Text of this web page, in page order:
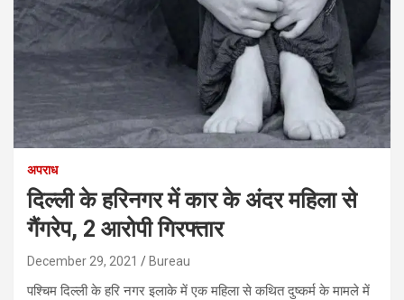
अपराध
दिल्ली के हरिनगर में कार के अंदर महिला से
गैंगरेप, 2 आरोपी गिरफ्तार
December 29, 2021 Bureau
पश्चिम दिल्ली के हरि नगर इलाके में एक महिला से कथित दुष्कर्म के मामले में